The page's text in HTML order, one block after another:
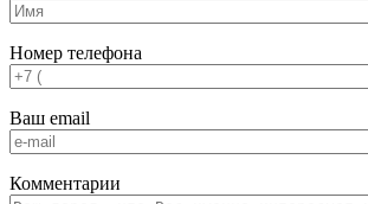
Номер телефона
Ваш email
Комментарии